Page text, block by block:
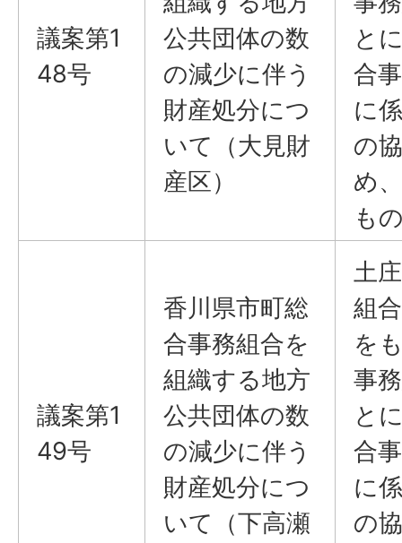
議案第1
48号
公共団体の数
の減少に伴う
財産処分につ
いて（大見財
産区）
と
合
に
の
め
も
議案第1
49号
香川県市町総
合事務組合を
組織する地方
公共団体の数
の減少に伴う
財産処分につ
いて（下高瀬
土
組
を
事
と
合
に
の